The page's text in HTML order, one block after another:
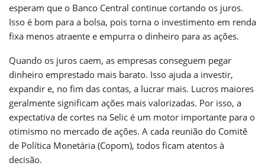
esperam que o Banco Central continue cortando os juros.
Isso é bom para a bolsa, pois torna o investimento em renda
fixa menos atraente e empurra o dinheiro para as ações.
Quando os juros caem, as empresas conseguem pegar
dinheiro emprestado mais barato. Isso ajuda a investir,
expandir e, no fim das contas, a lucrar mais. Lucros maiores
geralmente significam ações mais valorizadas. Por isso, a
expectativa de cortes na Selic é um motor importante para o
otimismo no mercado de ações. A cada reunião do Comitê
de Política Monetária (Copom), todos ficam atentos à
decisão.